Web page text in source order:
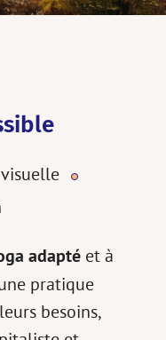
adapté et à
pratique
besoins,